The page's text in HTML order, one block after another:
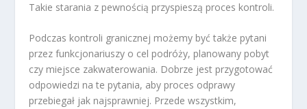
Takie starania z pewnością przyspieszą proces kontroli.
Podczas kontroli granicznej możemy być także pytani
przez funkcjonariuszy o cel podróży, planowany pobyt
czy miejsce zakwaterowania. Dobrze jest przygotować
odpowiedzi na te pytania, aby proces odprawy
przebiegał jak najsprawniej. Przede wszystkim,